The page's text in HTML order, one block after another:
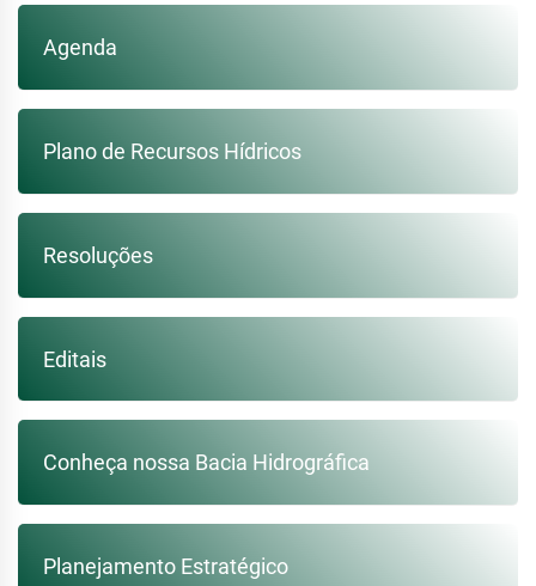
Agenda
Plano de Recursos Hídricos
Resoluções
Editais
Conheça nossa Bacia Hidrográfica
Planejamento Estratégico